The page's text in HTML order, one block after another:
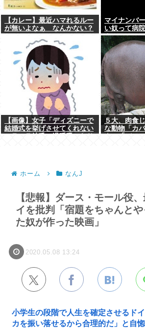
【カレー】最近ハマれるルー
が無いよなぁ なんかない？
マイナンバ
い奴って病
んの
【画像】女子「ディズニーで
結婚式を挙げさせてくれない
５大、肉食
な動物「カ
ホーム なんJ
【悲報】ダース・モール役
イを批判「宿題をちゃんと
た奴が作った映画」
2020.05.08 13:24
小学生の段階で人生を確定させるド
カを振い落せるから合理的だ」と自